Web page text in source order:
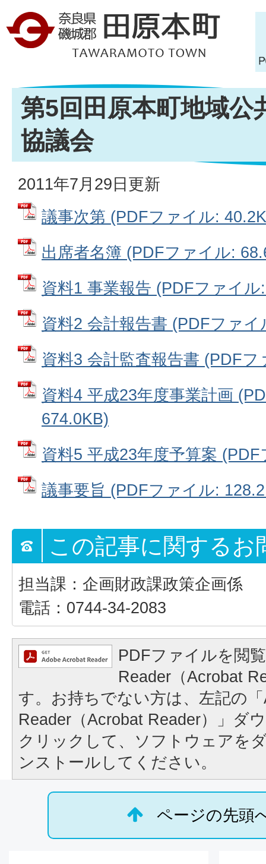
第5回田原本町地域公
協議会
2011年7月29日更新
議事次第 (PDFファイル:
出席者名簿 (PDFファイル:
資料1 事業報告 (PDFファイル
資料2 会計報告書 (PDFファイ
資料3 会計監査報告書 (PDF
資料4 平成23年度事業計画
674.0KB)
資料5 平成23年度予算案
議事要旨 (PDFファイル:
この記事に関するお
担当課：企画財政課政策企画係
電話：0744-34-2083
PDFファイルを閲
Reader（Acrobat
す。お持ちでない方は、左記の
Reader（Acrobat Reader）」ダ
クリックして、ソフトウェアを
ンストールしてください。
ページの先頭